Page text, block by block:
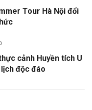
Tour Hà Nội đổi
cảnh Huyền tích U
độc đáo